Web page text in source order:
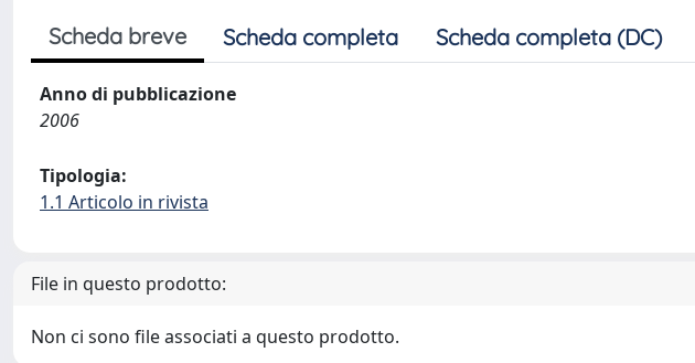
Scheda breve Scheda completa Scheda completa (DC)
Anno di pubblicazione
2006
Tipologia:
1.1 Articolo in rivista
File in questo prodotto:
Non ci sono file associati a questo prodotto.